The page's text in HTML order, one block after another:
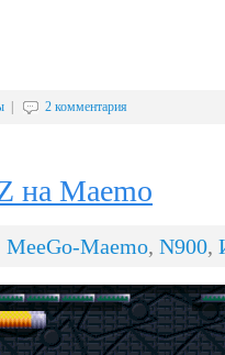
2 комментария
на Maemo
MeeGo-Maemo, N900,